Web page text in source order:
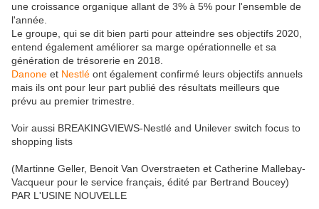
une croissance organique allant de 3% à 5% pour l'ensemble de
l'année.
Le groupe, qui se dit bien parti pour atteindre ses objectifs 2020,
entend également améliorer sa marge opérationnelle et sa
génération de trésorerie en 2018.
Danone et Nestlé ont également confirmé leurs objectifs annuels
mais ils ont pour leur part publié des résultats meilleurs que
prévu au premier trimestre.
Voir aussi BREAKINGVIEWS-Nestlé and Unilever switch focus to
shopping lists
(Martinne Geller, Benoit Van Overstraeten et Catherine Mallebay-
Vacqueur pour le service français, édité par Bertrand Boucey)
PAR L'USINE NOUVELLE